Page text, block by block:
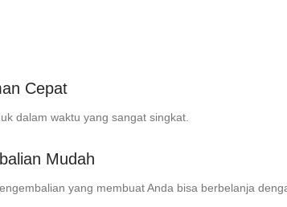
Cepat
dalam waktu yang sangat singkat.
Mudah
yang membuat Anda bisa berbelanja